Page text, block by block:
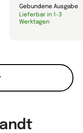
Gebundene Ausgabe
Lieferbar in 1-3
Werktagen